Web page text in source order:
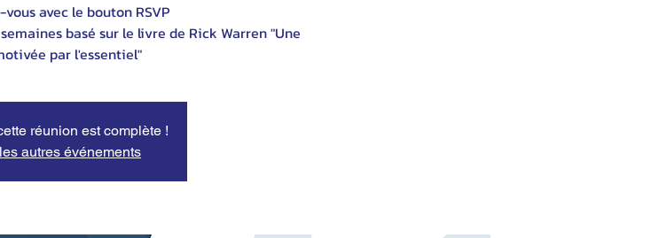
avec le bouton RSVP
basé sur le livre de Rick Warren "Une
par l'essentiel"
réunion est complète !
autres événements